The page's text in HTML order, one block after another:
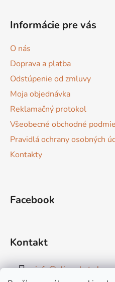
Informácie pre vás
O nás
Doprava a platba
Odstúpenie od zmluvy
Moja objednávka
Reklamačný protokol
Všeobecné obchodné
Pravidlá ochrany osobných
Kontakty
Facebook
Kontakt
info@elimarket.sk